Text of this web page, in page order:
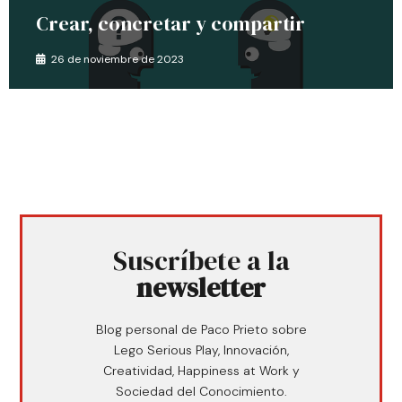
Crear, concretar y compartir
26 de noviembre de 2023
Suscríbete a la
newsletter
Blog personal de Paco Prieto sobre
Lego Serious Play, Innovación,
Creatividad, Happiness at Work y
Sociedad del Conocimiento.